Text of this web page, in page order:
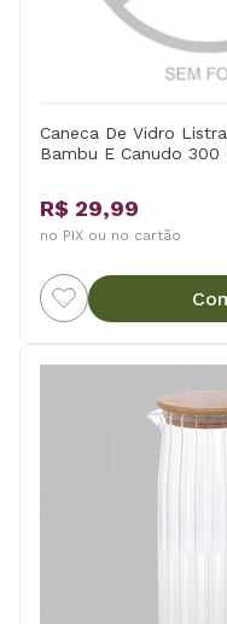
Caneca De Vidro
Bambu E Canudo 300
R$ 29,99
no PIX ou no cartão